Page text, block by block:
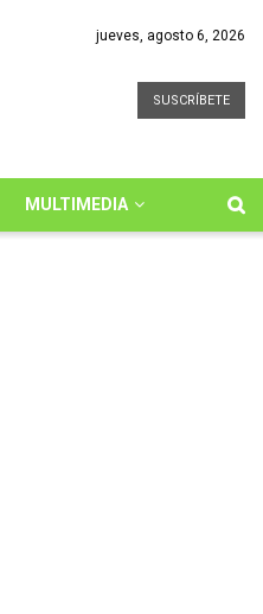
jueves, agosto 6, 2026
SUSCRÍBETE
MULTIMEDIA